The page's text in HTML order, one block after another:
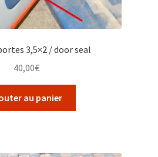
3,5×2 / door seal
40,00€
au panier